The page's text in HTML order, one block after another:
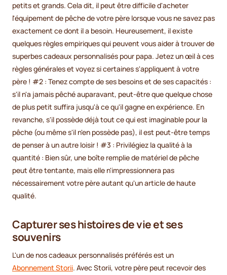
petits et grands. Cela dit, il peut être difficile d'acheter
l'équipement de pêche de votre père lorsque vous ne savez pas
exactement ce dont il a besoin. Heureusement, il existe
quelques règles empiriques qui peuvent vous aider à trouver de
superbes cadeaux personnalisés pour papa. Jetez un œil à ces
règles générales et voyez si certaines s'appliquent à votre
père ! #2 : Tenez compte de ses besoins et de ses capacités :
s'il n'a jamais pêché auparavant, peut-être que quelque chose
de plus petit suffira jusqu'à ce qu'il gagne en expérience. En
revanche, s'il possède déjà tout ce qui est imaginable pour la
pêche (ou même s'il n'en possède pas), il est peut-être temps
de penser à un autre loisir ! #3 : Privilégiez la qualité à la
quantité : Bien sûr, une boîte remplie de matériel de pêche
peut être tentante, mais elle n'impressionnera pas
nécessairement votre père autant qu'un article de haute
qualité.
Capturer ses histoires de vie et ses
souvenirs
L'un de nos cadeaux personnalisés préférés est un
Abonnement Storii. Avec Storii, votre père peut recevoir des